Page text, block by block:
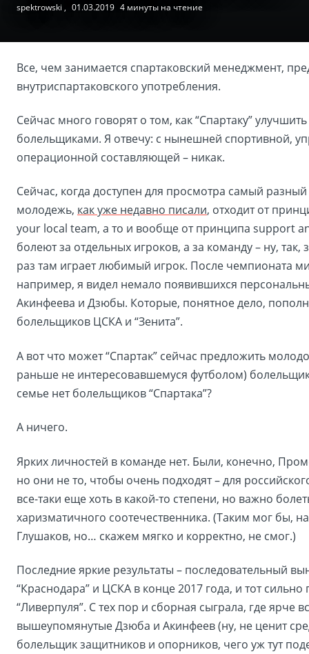
spektrowski , 01.03.2019 4 минуты на чтение
Все, чем занимается спартаковский менеджмент,
внутриспартаковского употребления.
Сейчас много говорят о том, как “Спартаку”
болельщиками. Я отвечу: с нынешней спортивной,
операционной составляющей – никак.
Сейчас, когда доступен для просмотра самый
молодежь, как уже недавно писали, отходит от
your local team, а то и вообще от принципа support
болеют за отдельных игроков, а за команду – ну,
раз там играет любимый игрок. После чемпионата
например, я видел немало появившихся
Акинфеева и Дзюбы. Которые, понятное дело,
болельщиков ЦСКА и “Зенита”.
А вот что может “Спартак” сейчас предложить
раньше не интересовавшемуся футболом)
семье нет болельщиков “Спартака”?
А ничего.
Ярких личностей в команде нет. Были, конечно,
но они не то, чтобы очень подходят – для
все-таки еще хоть в какой-то степени, но важно
харизматичного соотечественника. (Таким мог бы,
Глушаков, но… скажем мягко и корректно, не смог.)
Последние яркие результаты – последовательный
“Краснодара” и ЦСКА в конце 2017 года, и тот
“Ливерпуля”. С тех пор и сборная сыграла, где ярче
вышеупомянутые Дзюба и Акинфеев (ну, не ценит
болельщик защитников и опорников, чего уж тут